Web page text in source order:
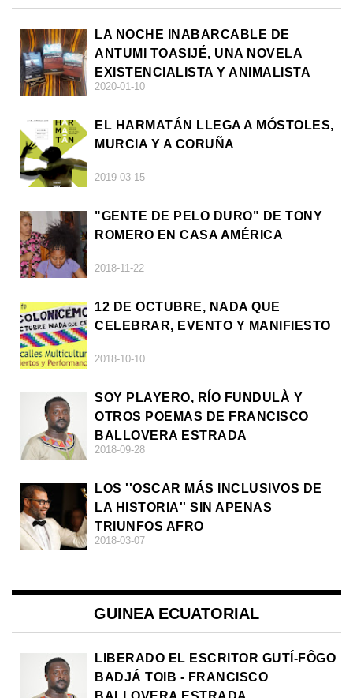
LA NOCHE INABARCABLE DE
ANTUMI TOASIJÉ, UNA NOVELA
EXISTENCIALISTA Y ANIMALISTA
2020-01-10
EL HARMATÁN LLEGA A MÓSTOLES,
MURCIA Y A CORUÑA
2019-03-15
"GENTE DE PELO DURO" DE TONY
ROMERO EN CASA AMÉRICA
2018-11-22
12 DE OCTUBRE, NADA QUE
CELEBRAR, EVENTO Y MANIFIESTO
2018-10-10
SOY PLAYERO, RÍO FUNDULÀ Y
OTROS POEMAS DE FRANCISCO
BALLOVERA ESTRADA
2018-09-28
LOS ''OSCAR MÁS INCLUSIVOS DE
LA HISTORIA'' SIN APENAS
TRIUNFOS AFRO
2018-03-07
GUINEA ECUATORIAL
LIBERADO EL ESCRITOR GUTÍ-FÔGO
BADJÁ TOIB - FRANCISCO